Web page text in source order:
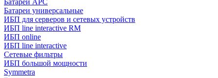
Батареи APC
Батареи универсальные
ИБП для серверов и сетевых устройств
ИБП line interactive RM
ИБП online
ИБП linе interactive
Сетевые фильтры
ИБП большой мощности
Symmetra